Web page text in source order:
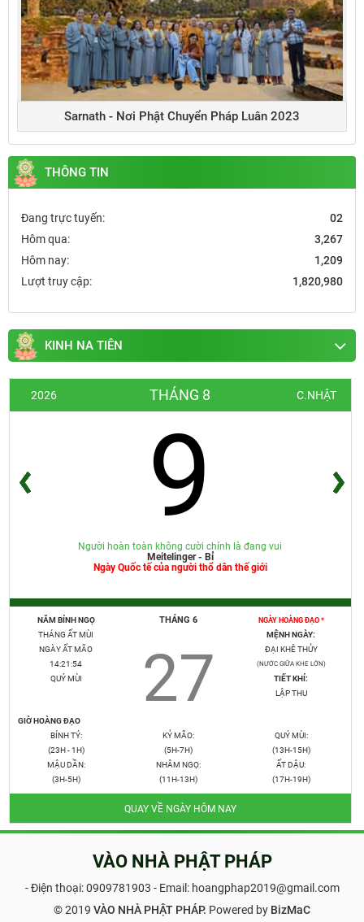
Sarnath - Nơi Phật Chuyển Pháp Luân 2023
THÔNG TIN
Đang trực tuyến:
02
Hôm qua:
3,267
Hôm nay:
1,209
Lượt truy cập:
1,820,980
KINH NA TIÊN
2026 THÁNG 8 C.NHẬT
9
Người hoàn toàn không cười chính là đang vui
Meitelinger - Bỉ
Ngày Quốc tế của người thổ dân thế giới
NĂM BÍNH NGỌ
THÁNG ẤT MÙI
NGÀY ẤT MÃO
14:21:55
QUÝ MÙI
THÁNG 6
27
NGÀY HOÀNG ĐẠO *
MỆNH NGÀY:
ĐẠI KHÊ THỦY
(NƯỚC GIỮA KHE LỚN)
TIẾT KHÍ:
LẬP THU
GIỜ HOÀNG ĐẠO
BÍNH TÝ:
(23H - 1H)
MẬU DẦN:
(3H-5H)
KỶ MÃO:
(5H-7H)
NHÂM NGỌ:
(11H-13H)
QUÝ MÙI:
(13H-15H)
ẤT DẬU:
(17H-19H)
QUAY VỀ NGÀY HÔM NAY
VÀO NHÀ PHẬT PHÁP
- Điện thoại:0909781903 - Email: hoangphap2019@gmail.com
© 2019 VÀO NHÀ PHẬT PHÁP. Powered by BizMaC